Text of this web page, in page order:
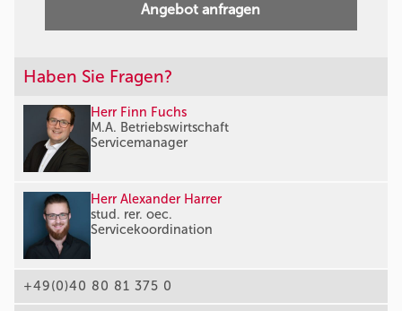
Angebot anfragen
Haben Sie Fragen?
Herr Finn Fuchs
M.A. Betriebswirtschaft
Servicemanager
Herr Alexander Harrer
stud. rer. oec.
Servicekoordination
+49(0)40 80 81 375 0